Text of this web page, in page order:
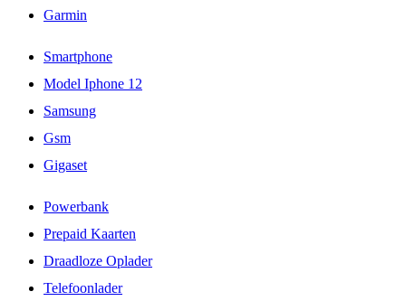
Garmin
Smartphone
Model Iphone 12
Samsung
Gsm
Gigaset
Powerbank
Prepaid Kaarten
Draadloze Oplader
Telefoonlader